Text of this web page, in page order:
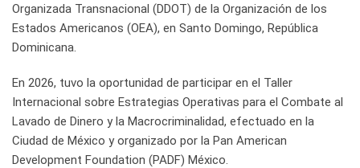
Organizada Transnacional (DDOT) de la Organización de los
Estados Americanos (OEA), en Santo Domingo, República
Dominicana.
En 2026, tuvo la oportunidad de participar en el Taller
Internacional sobre Estrategias Operativas para el Combate al
Lavado de Dinero y la Macrocriminalidad, efectuado en la
Ciudad de México y organizado por la Pan American
Development Foundation (PADF) México.